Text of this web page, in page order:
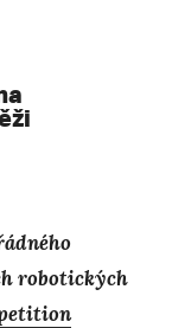
robotických